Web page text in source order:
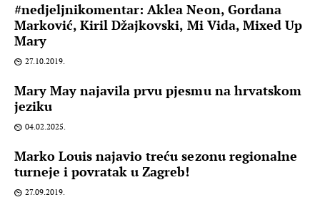
#nedjeljnikomentar: Aklea Neon, Gordana
Marković, Kiril Džajkovski, Mi Vida, Mixed Up
Mary
27.10.2019.
Mary May najavila prvu pjesmu na hrvatskom
jeziku
04.02.2025.
Marko Louis najavio treću sezonu regionalne
turneje i povratak u Zagreb!
27.09.2019.